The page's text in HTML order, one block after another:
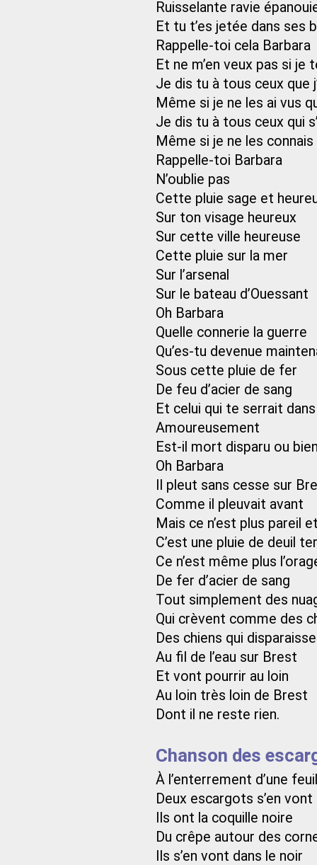
Ruisselante ravie
Et tu t’es jetée dans ses
Rappelle-toi cela Barbara
Et ne m’en veux pas si je
Je dis tu à tous ceux que
Même si je ne les ai vus
Je dis tu à tous ceux qui
Même si je ne les connais
Rappelle-toi Barbara
N’oublie pas
Cette pluie sage et
Sur ton visage heureux
Sur cette ville heureuse
Cette pluie sur la mer
Sur l’arsenal
Sur le bateau d’Ouessant
Oh Barbara
Quelle connerie la guerre
Qu’es-tu devenue
Sous cette pluie de fer
De feu d’acier de sang
Et celui qui te serrait
Amoureusement
Est-il mort disparu ou
Oh Barbara
Il pleut sans cesse sur
Comme il pleuvait avant
Mais ce n’est plus pareil
C’est une pluie de deuil
Ce n’est même plus
De fer d’acier de sang
Tout simplement des
Qui crèvent comme des
Des chiens qui
Au fil de l’eau sur Brest
Et vont pourrir au loin
Au loin très loin de Brest
Dont il ne reste rien.
Chanson des
À l’enterrement d’une
Deux escargots s’en vont
Ils ont la coquille noire
Du crêpe autour des
Ils s’en vont dans le noir